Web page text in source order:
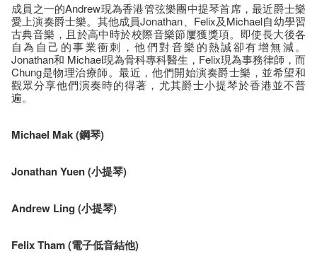
成員之一的Andrew現為香港管弦樂團中提琴首席，最近爵士樂
愛上演奏爵士樂。其他成員Jonathan、Felix及Michael自幼學習
古典音樂，且於高中時於校際音樂節屢獲獎項。即使長大後各
自為自己的事業衝刺，他們對音樂的熱誠卻有增無減。
Jonathan和 Michael現為骨科專科醫生，Felix現為事務律師，而
Chung是物理治療師。最近，他們開始演奏爵士樂，並希望和
觀眾分享他們演奏時的得著，尤其爵士小提琴於香港並不普
遍。
Michael Mak (鋼琴)
Jonathan Yuen (小提琴)
Andrew Ling (小提琴)
Felix Tham (電子低音結他)